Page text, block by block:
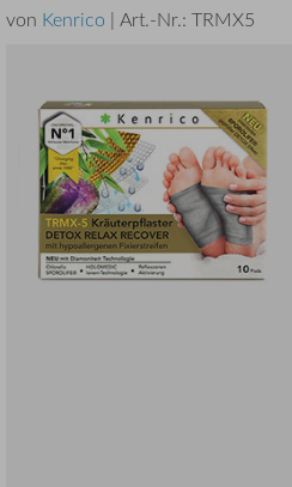
von Kenrico | Art.-Nr.: TRMX5